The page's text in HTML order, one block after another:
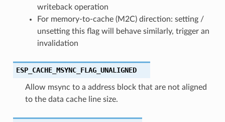
writeback operation
For memory-to-cache (M2C) direction: setting /
unsetting this flag will behave similarly, trigger an
invalidation
ESP_CACHE_MSYNC_FLAG_UNALIGNED
Allow msync to a address block that are not aligned
to the data cache line size.